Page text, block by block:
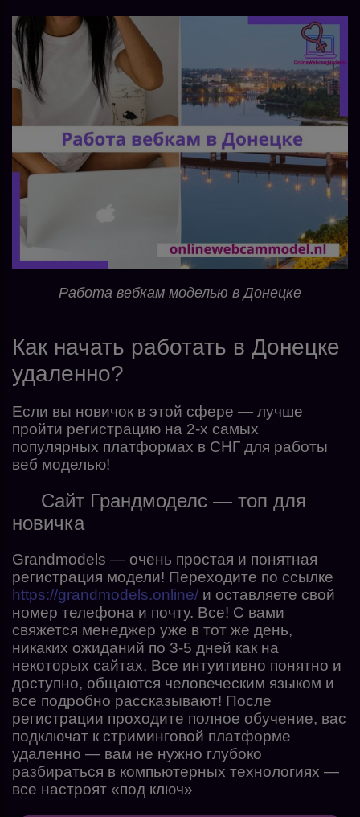
Работа вебкам моделью в Донецке
Как начать работать в Донецке
удаленно?
Если вы новичок в этой сфере — лучше
пройти регистрацию на 2-х самых
популярных платформах в СНГ для работы
веб моделью!
Сайт Грандмоделс — топ для
новичка
Grandmodels — очень простая и понятная
регистрация модели! Переходите по ссылке
https://grandmodels.online/ и оставляете свой
номер телефона и почту. Все! С вами
свяжется менеджер уже в тот же день,
никаких ожиданий по 3-5 дней как на
некоторых сайтах. Все интуитивно понятно и
доступно, общаются человеческим языком и
все подробно рассказывают! После
регистрации проходите полное обучение, вас
подключат к стриминговой платформе
удаленно — вам не нужно глубоко
разбираться в компьютерных технологиях —
все настроят «под ключ»